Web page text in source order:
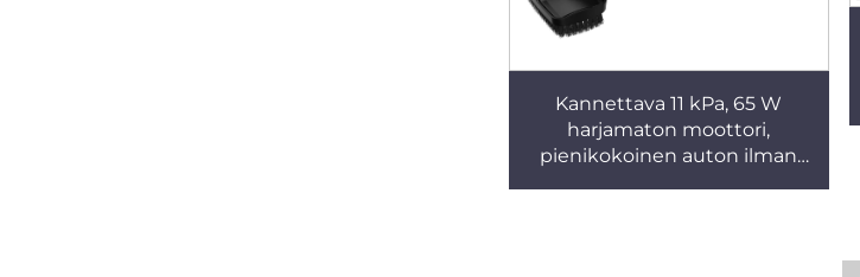
Kannettava 11 kPa, 65 W
harjamaton moottori,
pienikokoinen auton ilman